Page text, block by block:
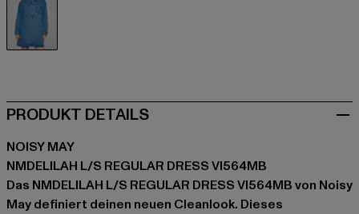
PRODUKT DETAILS
NOISY MAY
NMDELILAH L/S REGULAR DRESS VI564MB
Das NMDELILAH L/S REGULAR DRESS VI564MB von Noisy
May definiert deinen neuen Cleanlook. Dieses